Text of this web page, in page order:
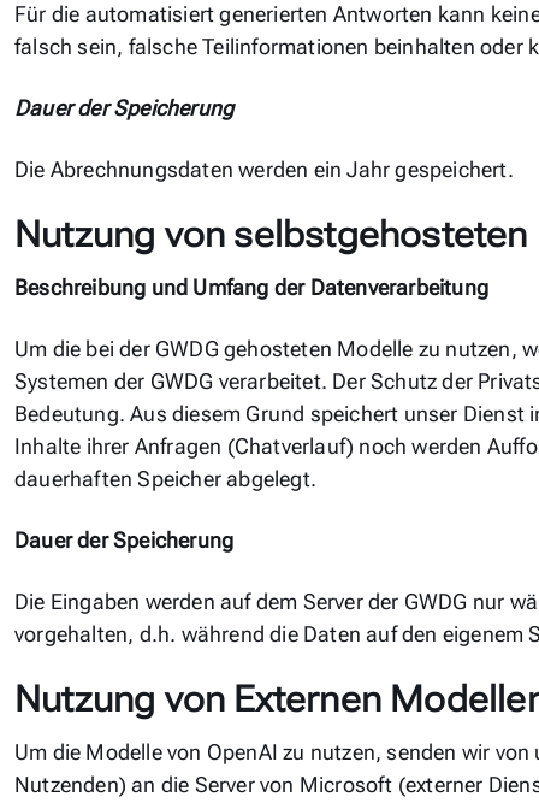
Für die automatisiert generierten Antworten kann
falsch sein, falsche Teilinformationen beinhalten oder
Dauer der Speicherung
Die Abrechnungsdaten werden ein Jahr gespeichert.
Nutzung von
Beschreibung und Umfang der Datenverarbeitung
Um die bei der GWDG gehosteten Modelle zu nutzen,
Systemen der GWDG verarbeitet. Der Schutz der
Bedeutung. Aus diesem Grund speichert unser
Inhalte ihrer Anfragen (Chatverlauf) noch werden
dauerhaften Speicher abgelegt.
Dauer der Speicherung
Die Eingaben werden auf dem Server der GWDG nur
vorgehalten, d.h. während die Daten auf den eigenem
Nutzung von Externen
Um die Modelle von OpenAI zu nutzen, senden wir
Nutzenden) an die Server von Microsoft (externer